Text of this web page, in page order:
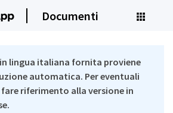
Documenti
lingua italiana fornita proviene
automatica. Per eventuali
riferimento alla versione in